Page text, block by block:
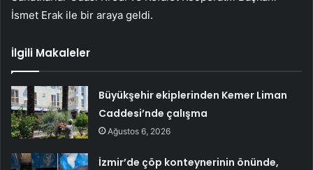
İsmet Erak ile bir araya geldi.
İlgili Makaleler
Büyükşehir ekiplerinden Kemer Liman
Caddesi’nde çalışma
Ağustos 6, 2026
İzmir’de çöp konteynerinin önünde,